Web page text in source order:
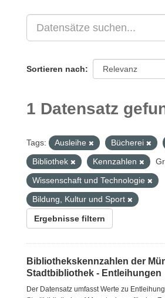
Sortieren nach
1 Datensatz
Tags: Ausleihe Bücherei
Bibliothek
Kennzahlen
Wissenschaft und Technologie
Bildung, Kultur und Sport
Ergebnisse filtern
Bibliothekskennzahlen der
Stadtbibliothek - Entleihungen
Der Datensatz umfasst Werte zu